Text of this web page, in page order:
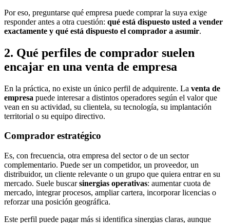
Por eso, preguntarse qué empresa puede comprar la suya exige
responder antes a otra cuestión: qué está dispuesto usted a vender
exactamente y qué está dispuesto el comprador a asumir.
2. Qué perfiles de comprador suelen
encajar en una venta de empresa
En la práctica, no existe un único perfil de adquirente. La venta de
empresa puede interesar a distintos operadores según el valor que
vean en su actividad, su clientela, su tecnología, su implantación
territorial o su equipo directivo.
Comprador estratégico
Es, con frecuencia, otra empresa del sector o de un sector
complementario. Puede ser un competidor, un proveedor, un
distribuidor, un cliente relevante o un grupo que quiera entrar en su
mercado. Suele buscarsinergias operativas: aumentar cuota de
mercado, integrar procesos, ampliar cartera, incorporar licencias o
reforzar una posición geográfica.
Este perfil puede pagar más si identifica sinergias claras, aunque